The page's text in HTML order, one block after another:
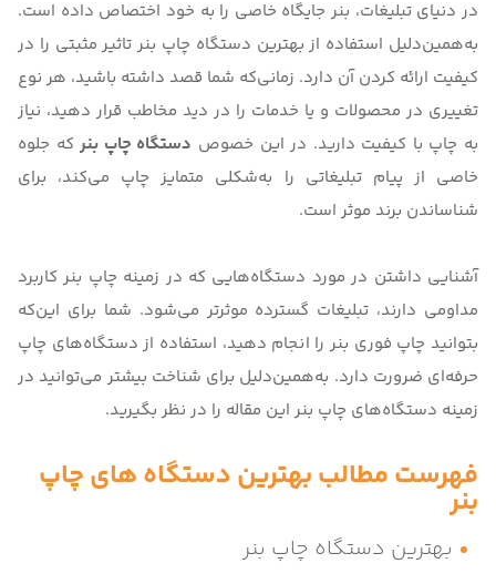
در دنیای تبلیغات، بنر جایگاه خاصی را به خود اختصاص داده است.
به‌همین‌دلیل استفاده از بهترین دستگاه چاپ بنر تاثیر مثبتی را در
کیفیت ارائه کردن آن دارد. زمانی‌که شما قصد داشته باشید، هر نوع
تغییری در محصولات و یا خدمات را در دید مخاطب قرار دهید، نیاز
به چاپ با کیفیت دارید. در این خصوص دستگاه چاپ بنرکه جلوه
خاصی از پیام تبلیغاتی را به‌شکلی متمایز چاپ می‌کند، برای
شناساندن برند موثر است.
آشنایی داشتن در مورد دستگاه‌هایی که در زمینه چاپ بنر کاربرد
مداومی دارند، تبلیغات گسترده موثرتر می‌شود. شما برای این‌که
بتوانید چاپ فوری بنر را انجام دهید، استفاده از دستگاه‌های چاپ
حرفه‌ای ضرورت دارد. به‌همین‌دلیل برای شناخت بیشتر می‌توانید در
زمینه دستگاه‌های چاپ بنر این مقاله را در نظر بگیرید.
فهرست مطالب بهترین دستگاه های چاپ
بنر
بهترین دستگاه چاپ بنر